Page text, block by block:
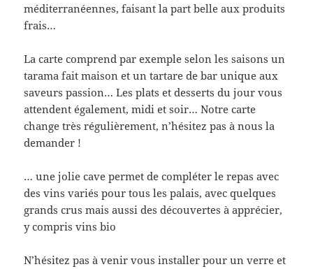
méditerranéennes, faisant la part belle aux produits
frais…
La carte comprend par exemple selon les saisons un
tarama fait maison et un tartare de bar unique aux
saveurs passion… Les plats et desserts du jour vous
attendent également, midi et soir… Notre carte
change très régulièrement, n’hésitez pas à nous la
demander !
… une jolie cave permet de compléter le repas avec
des vins variés pour tous les palais, avec quelques
grands crus mais aussi des découvertes à apprécier,
y compris vins bio
N’hésitez pas à venir vous installer pour un verre et